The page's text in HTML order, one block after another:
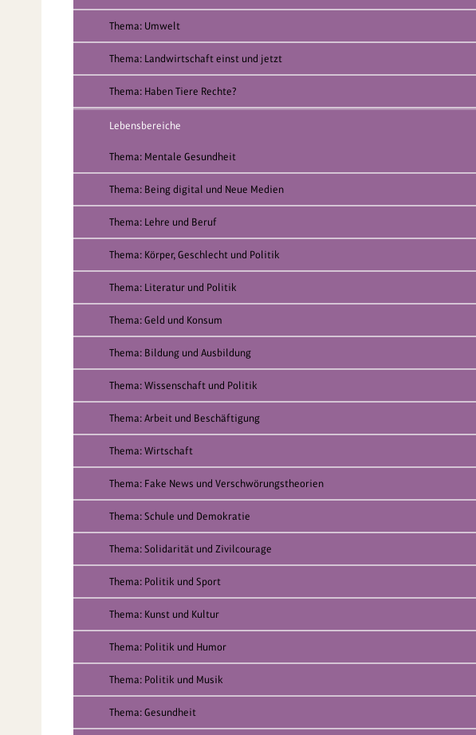
Thema: Umwelt
Thema: Landwirtschaft einst und jetzt
Thema: Haben Tiere Rechte?
Lebensbereiche
Thema: Mentale Gesundheit
Thema: Being digital und Neue Medien
Thema: Lehre und Beruf
Thema: Körper, Geschlecht und Politik
Thema: Literatur und Politik
Thema: Geld und Konsum
Thema: Bildung und Ausbildung
Thema: Wissenschaft und Politik
Thema: Arbeit und Beschäftigung
Thema: Wirtschaft
Thema: Fake News und Verschwörungstheorien
Thema: Schule und Demokratie
Thema: Solidarität und Zivilcourage
Thema: Politik und Sport
Thema: Kunst und Kultur
Thema: Politik und Humor
Thema: Politik und Musik
Thema: Gesundheit